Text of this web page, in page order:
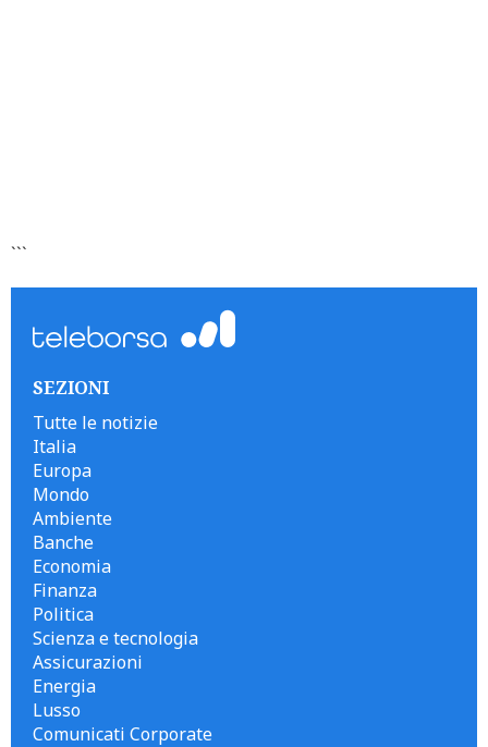
```
SEZIONI
Tutte le notizie
Italia
Europa
Mondo
Ambiente
Banche
Economia
Finanza
Politica
Scienza e tecnologia
Assicurazioni
Energia
Lusso
Comunicati Corporate